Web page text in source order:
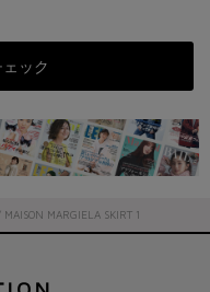
ック
/ MAISON MARGIELA SKIRT 1